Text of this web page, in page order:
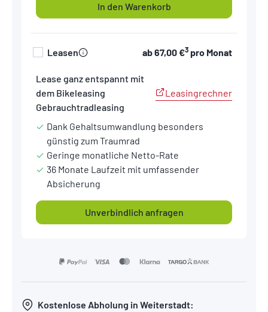
In den Warenkorb
Leasen ab67,00 €3 pro Monat
Lease ganz entspannt mit
dem Bikeleasing
Gebrauchtradleasing
Leasingrechner
Dank Gehaltsumwandlung besonders
günstig zum Traumrad
Geringe monatliche Netto-Rate
36 Monate Laufzeit mit umfassender
Absicherung
Unverbindlich anfragen
Kostenlose Abholung in Weiterstadt: